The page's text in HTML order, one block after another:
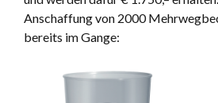
Anschaffung von 2000
bereits im Gange: